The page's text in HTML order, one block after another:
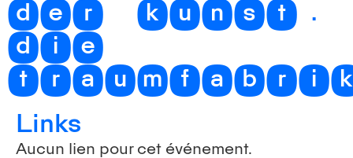
der kunst.
die
Links
Aucun lien pour cet événement.